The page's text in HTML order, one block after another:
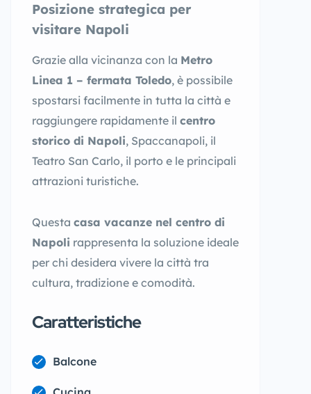
Posizione strategica per
visitare Napoli
Grazie alla vicinanza con la Metro
Linea 1 – fermata Toledo, è possibile
spostarsi facilmente in tutta la città e
raggiungere rapidamente il centro
storico di Napoli, Spaccanapoli, il
Teatro San Carlo, il porto e le principali
attrazioni turistiche.
Questa casa vacanze nel centro di
Napoli rappresenta la soluzione ideale
per chi desidera vivere la città tra
cultura, tradizione e comodità.
Caratteristiche
Balcone